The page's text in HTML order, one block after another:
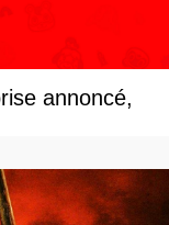
annoncé,